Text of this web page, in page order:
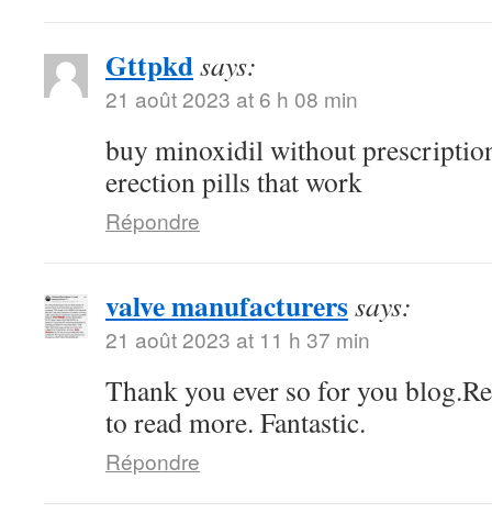
Gttpkdsays:
21 août 2023 at 6 h 08 min
buy minoxidil without
erection pills that work
Répondre
valve manufacturerssays:
21 août 2023 at 11 h 37 min
Thank you ever so for you
to read more. Fantastic.
Répondre